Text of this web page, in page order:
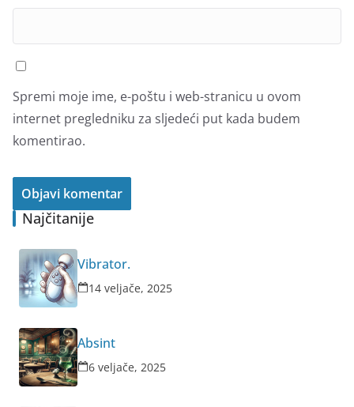
Spremi moje ime, e-poštu i web-stranicu u ovom
internet pregledniku za sljedeći put kada budem
komentirao.
Najčitanije
Vibrator.
14 veljače, 2025
Absint
6 veljače, 2025